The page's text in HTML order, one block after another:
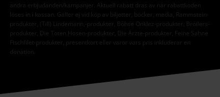
andra erbjudanden/kampanjer. Aktuell rabatt dras av när rabattkoden
löses in i kassan. Gäller ej vid köp av biljetter, böcker, media, Rammstein-
produkter, (Till) Lindemann,-produkter, Böhse Onklez-produkter, Broilers-
produkter, Die Toten Hosen-produkter, Die Ärzte-produkter, Feine Sahne
Fischfilet-produkter, presentkort eller varor vars pris inkluderar en
donation.